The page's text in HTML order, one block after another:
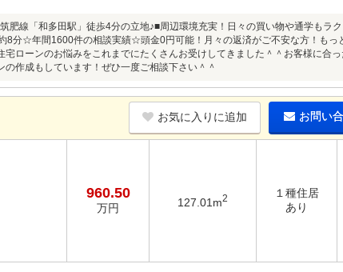
肥線「和多田駅」徒歩4分の立地♪■周辺環境充実！日々の買い物や通学もラ
分☆年間1600件の相談実績☆頭金0円可能！月々の返済がご不安な方！もっ
ローンのお悩みをこれまでにたくさんお受けしてきました＾＾お客様に合
作成もしています！ぜひ一度ご相談下さい＾＾
お気に入りに追加 お問い
960.50
万円 127.01m2
１種住居
あり